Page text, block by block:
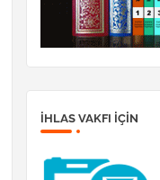
İHLAS VAKFI IÇIN